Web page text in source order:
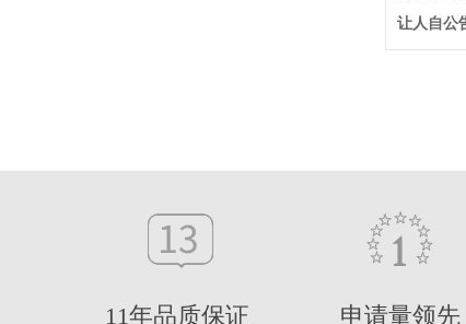
让人自公
11年品质保证 申请量领先